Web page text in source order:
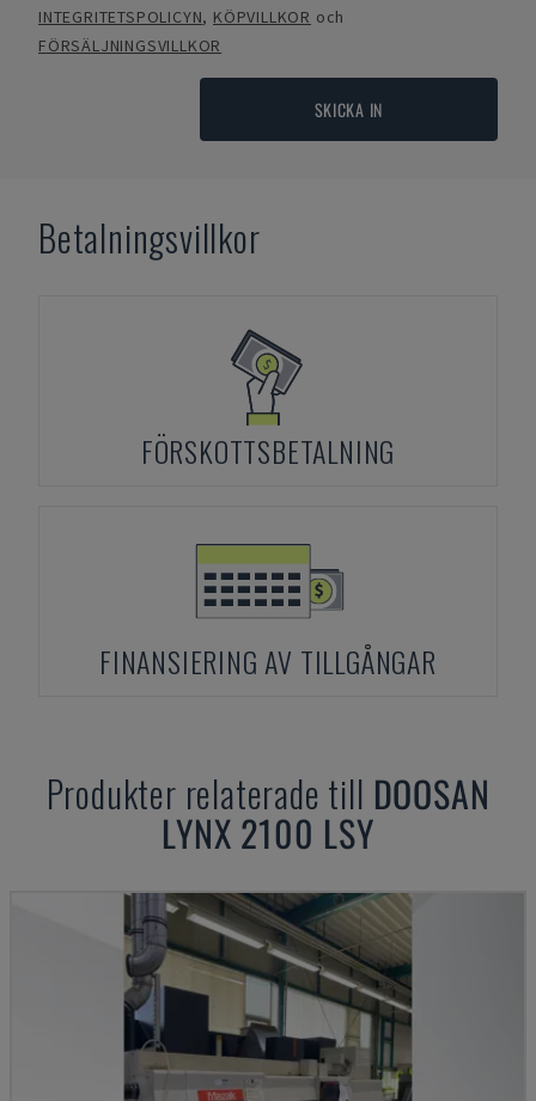
INTEGRITETSPOLICYN, KÖPVILLKOR och
FÖRSÄLJNINGSVILLKOR
SKICKA IN
Betalningsvillkor
FÖRSKOTTSBETALNING
FINANSIERING AV TILLGÅNGAR
Produkter relaterade till DOOSAN
LYNX 2100 LSY